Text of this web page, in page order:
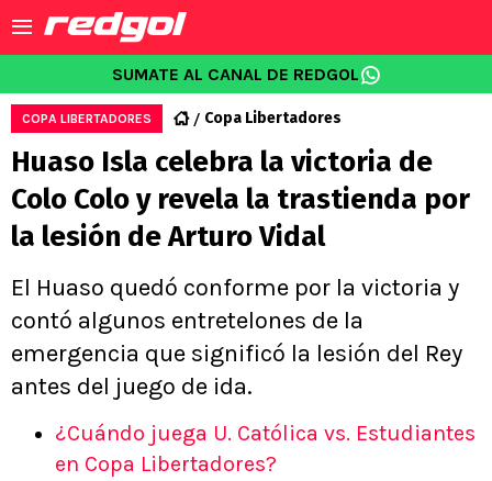
SUMATE AL CANAL DE REDGOL
COPA LIBERTADORES Copa Libertadores
Huaso Isla celebra la victoria de
Colo Colo y revela la trastienda por
la lesión de Arturo Vidal
El Huaso quedó conforme por la victoria y
contó algunos entretelones de la
emergencia que significó la lesión del Rey
antes del juego de ida.
¿Cuándo juega U. Católica vs. Estudiantes
en Copa Libertadores?